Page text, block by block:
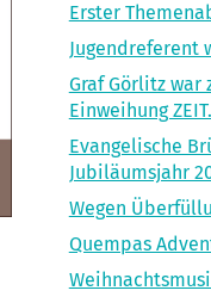
Erster
Jugendreferent
Graf Görlitz war
Einweihung
Evangelische
Jubiläumsjahr
Wegen
Quempas